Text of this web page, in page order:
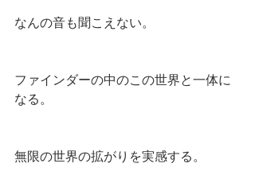
なんの音も聞こえない。
ファインダーの中のこの世界と一体に
なる。
無限の世界の拡がりを実感する。